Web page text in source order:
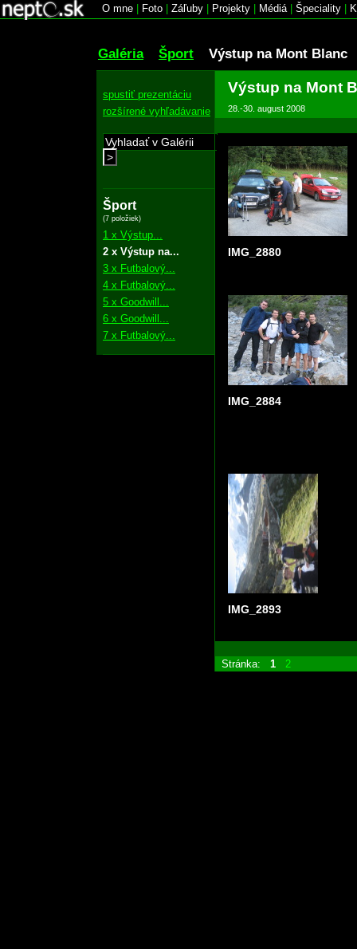
O mne Foto Záľuby Projekty Médiá| Špeciality
Galéria Šport Výstup na Mont Blanc
spustiť prezentáciu
rozšírené vyhľadávanie
>
Šport
(7 položiek)
1 x Výstup...
2 x Výstup na...
3 x Futbalový...
4 x Futbalový...
5 x Goodwill...
6 x Goodwill...
7 x Futbalový...
Výstup na Mont
28.-30. august 2008
IMG_2880
IMG_2884
IMG_2893
Stránka: 1 2